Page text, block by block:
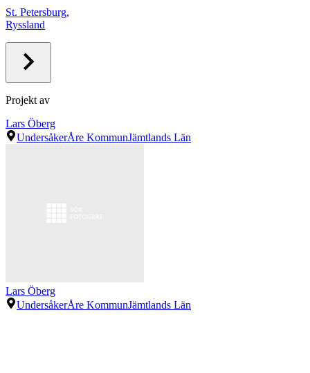
St. Petersburg,
Ryssland
Projekt av
Lars Öberg
UndersåkerÅre KommunJämtlands Län
Lars Öberg
UndersåkerÅre KommunJämtlands Län